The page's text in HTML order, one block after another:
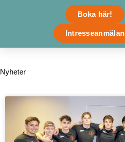
Boka här!
Intresseanmälan
Nyheter